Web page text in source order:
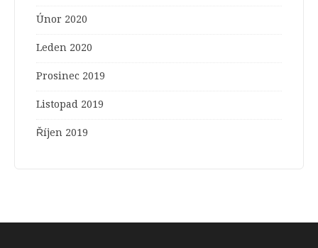
Únor 2020
Leden 2020
Prosinec 2019
Listopad 2019
Říjen 2019